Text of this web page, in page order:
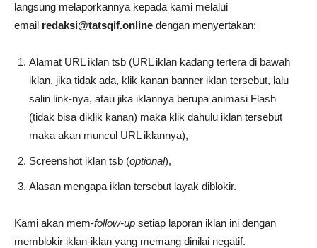
langsung melaporkannya kepada kami melalui
email redaksi@tatsqif.online dengan menyertakan:
Alamat URL iklan tsb (URL iklan kadang tertera di bawah
iklan, jika tidak ada, klik kanan banner iklan tersebut, lalu
salin link-nya, atau jika iklannya berupa animasi Flash
(tidak bisa diklik kanan) maka klik dahulu iklan tersebut
maka akan muncul URL iklannya),
Screenshot iklan tsb (optional),
Alasan mengapa iklan tersebut layak diblokir.
Kami akan mem-follow-up setiap laporan iklan ini dengan
memblokir iklan-iklan yang memang dinilai negatif.